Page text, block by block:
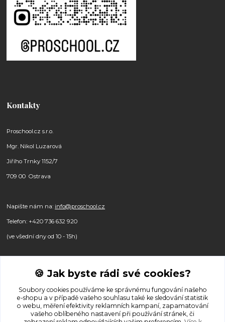
Kontakty
Proschool.cz s.r.o.
Mgr. Nikol Luzarová
Jiřího Trnky 1152/7
709 00 Ostrava
Napište nám na: info@proschool.cz
Telefon: +420 736 632 920
(ve všední dny od 10 - 15h)
Sledujte nás na sociálních sítích:
🍪 Jak byste rádi své cookies?
Soubory cookies používáme ke správnému fungování našeho
e-shopu a v případě vašeho souhlasu také ke sledování statistik
o webu, měření efektivity reklamních kampaní, zapamatování
vašeho oblíbeného nastavení při používání stránek, či